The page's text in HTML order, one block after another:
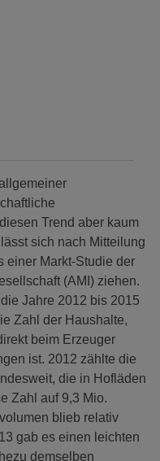
Trend aber kaum
sich nach Mitteilung
einer Markt-Studie der
(AMI) ziehen.
Jahre 2012 bis 2015
Zahl der Haushalte,
beim Erzeuger
ist. 2012 zählte die
die in Hofläden
Zahl auf 9,3 Mio.
blieb relativ
gab es einen leichten
demselben